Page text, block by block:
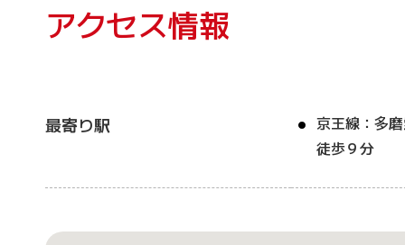
アクセス情報
最寄り駅
京王線：多
徒歩９分